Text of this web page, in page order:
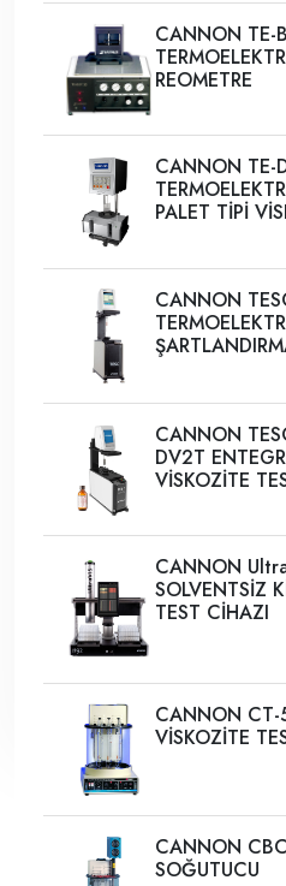
CANNON TE-
REOMETRE
CANNON TE-
PALET TİPİ
CANNON
CANNON
DV2T
VİSKOZİTE
CANNON
SOLVENTSİZ
TEST CİHAZI
CANNON CT-
VİSKOZİTE
CANNON
SOĞUTUCU